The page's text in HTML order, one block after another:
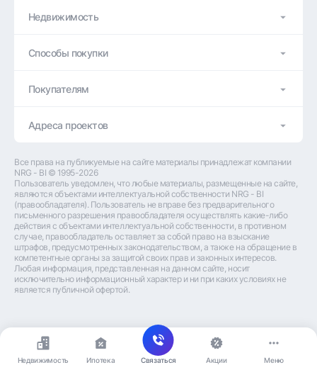
Недвижимость Ипотека Связаться Акции Меню
Недвижимость
Способы покупки
Покупателям
Адреса проектов
Все права на публикуемые на сайте материалы принадлежат компании
NRG - BI © 1995-2026
Пользователь уведомлен, что любые материалы, размещенные на сайте,
являются объектами интеллектуальной собственности NRG - BI
(правообладателя). Пользователь не вправе без предварительного
письменного разрешения правообладателя осуществлять какие-либо
действия с объектами интеллектуальной собственности, в противном
случае, правообладатель оставляет за собой право на взыскание
штрафов, предусмотренных законодательством, а также на обращение в
компетентные органы за защитой своих прав и законных интересов.
Любая информация, представленная на данном сайте, носит
исключительно информационный характер и ни при каких условиях не
является публичной офертой.